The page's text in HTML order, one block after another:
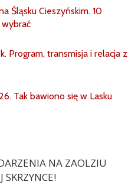
Śląsku Cieszyńskim. 10
Program, transmisja i relacja z
Tak bawiono się w Lasku
NA ZAOLZIU
SKRZYNCE!